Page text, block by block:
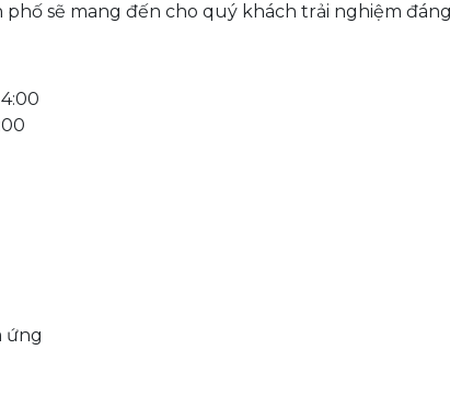
sẽ mang đến cho quý khách trải nghiệm
ứng